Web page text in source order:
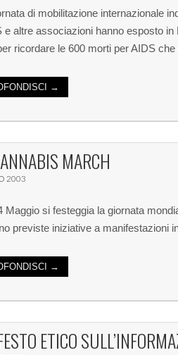
di mobilitazione internazionale
e altre associazioni hanno esposto in
ricordare le 600 morti per AIDS
→
MARCH
2003
Maggio si festeggia la giornata
previste iniziative a manifestazioni
→
ETICO